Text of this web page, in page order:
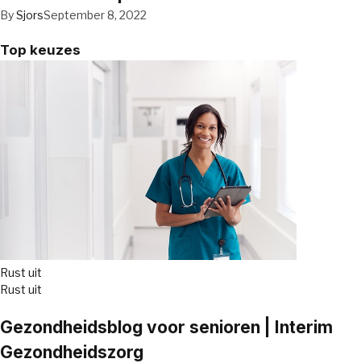
BySjorsSeptember 8, 2022
Top keuzes
Rust uit
Rust uit
Gezondheidsblog voor senioren | Interim
Gezondheidszorg